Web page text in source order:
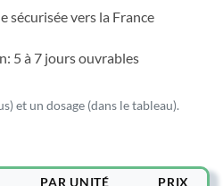
sécurisée vers la France
5 à 7 jours ouvrables
et un dosage (dans le tableau).
PAR UNITÉ PRIX